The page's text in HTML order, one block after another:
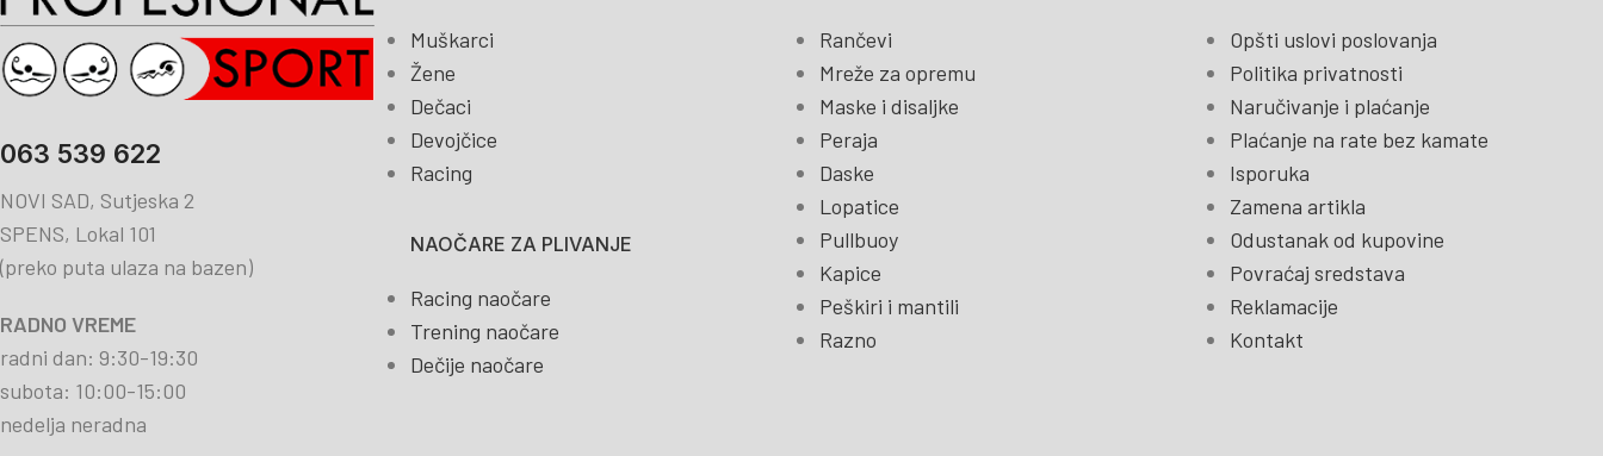
063 539 622
NOVI SAD, Sutjeska 2
SPENS, Lokal 101
(preko puta ulaza na bazen)
RADNO VREME
radni dan: 9:30-19:30
subota: 10:00-15:00
nedelja neradna
Muškarci
Žene
Dečaci
Devojčice
Racing
NAOČARE ZA PLIVANJE
Racing naočare
Trening naočare
Dečije naočare
Rančevi
Mreže za opremu
Maske i disaljke
Peraja
Daske
Lopatice
Pullbuoy
Kapice
Peškiri i mantili
Razno
Opšti uslovi poslovanja
Politika privatnosti
Naručivanje i plaćanje
Plaćanje na rate bez kamate
Isporuka
Zamena artikla
Odustanak od kupovine
Povraćaj sredstava
Reklamacije
Kontakt